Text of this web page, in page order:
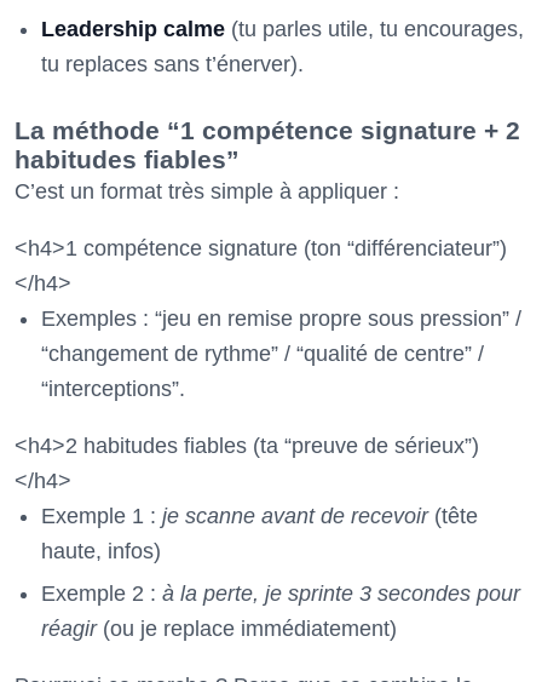
Leadership calme (tu parles utile, tu encourages,
tu replaces sans t’énerver).
La méthode “1 compétence signature + 2
habitudes fiables”
C’est un format très simple à appliquer :
<h4>1 compétence signature (ton “différenciateur”)
</h4>
Exemples : “jeu en remise propre sous pression” /
“changement de rythme” / “qualité de centre” /
“interceptions”.
<h4>2 habitudes fiables (ta “preuve de sérieux”)
</h4>
Exemple 1 : je scanne avant de recevoir(tête
haute, infos)
Exemple 2 : à la perte, je sprinte 3 secondes pour
réagir(ou je replace immédiatement)